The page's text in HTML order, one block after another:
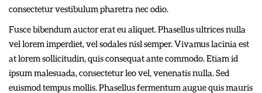
consectetur vestibulum pharetra nec odio.
Fusce bibendum auctor erat eu aliquet. Phasellus ultrices nulla
vel lorem imperdiet, vel sodales nisl semper. Vivamus lacinia est
at lorem sollicitudin, quis consequat ante commodo. Etiam id
ipsum malesuada, consectetur leo vel, venenatis nulla. Sed
euismod tempus mollis. Phasellus fermentum augue quis mauris